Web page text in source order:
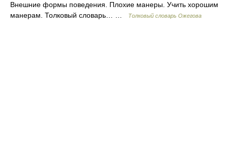
Внешние формы поведения. Плохие манеры. Учить хорошим
манерам. Толковый словарь… …
Толковый словарь Ожегова